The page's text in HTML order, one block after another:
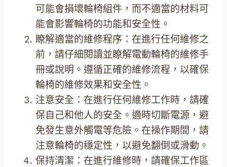
可能會損壞輪椅組件，而不適當的材料可
能會影響輪椅的功能和安全性。
瞭解適當的維修程序：在進行任何維修之
前，請仔細閱讀並瞭解電動輪椅的維修手
冊或說明。遵循正確的維修流程，以確保
輪椅的維修效果和安全性。
注意安全：在進行任何維修工作時，請確
保自己和他人的安全。適時切斷電源，避
免發生意外觸電等危險。在操作期間，請
注意輪椅的穩定性，以避免翻倒或滑動。
保持清潔：在進行維修時，請確保工作區